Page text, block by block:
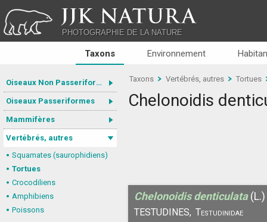
JJK NATURA
PHOTOGRAPHIE DE LA NATURE
Taxons Environnement
Oiseaux Non Passeriformes
Oiseaux Passeriformes
Mammifères
Vertébrés, autres
Squamates (saurophidiens)
Tortues
Crocodiliens
Amphibiens
Poissons
Taxons Vertébrés, autres Tortues
Chelonoidis
Chelonoidis denticulata (L.)
TESTUDINES, Testudinidae